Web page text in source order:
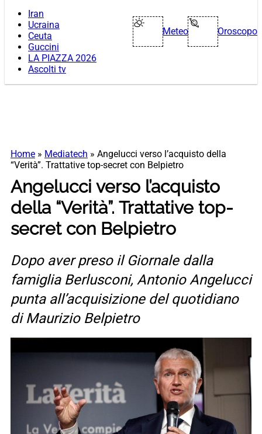
Iran
Ucraina
Ceuta
Guccini
LA PIAZZA 2026
Ascolti tv
Meteo Oroscopo
Home » Mediatech » Angelucci verso l’acquisto della
“Verità”. Trattative top-secret con Belpietro
Angelucci verso l’acquisto
della “Verità”. Trattative top-
secret con Belpietro
Dopo aver preso il Giornale dalla
famiglia Berlusconi, Antonio Angelucci
punta all’acquisizione del quotidiano
di Maurizio Belpietro